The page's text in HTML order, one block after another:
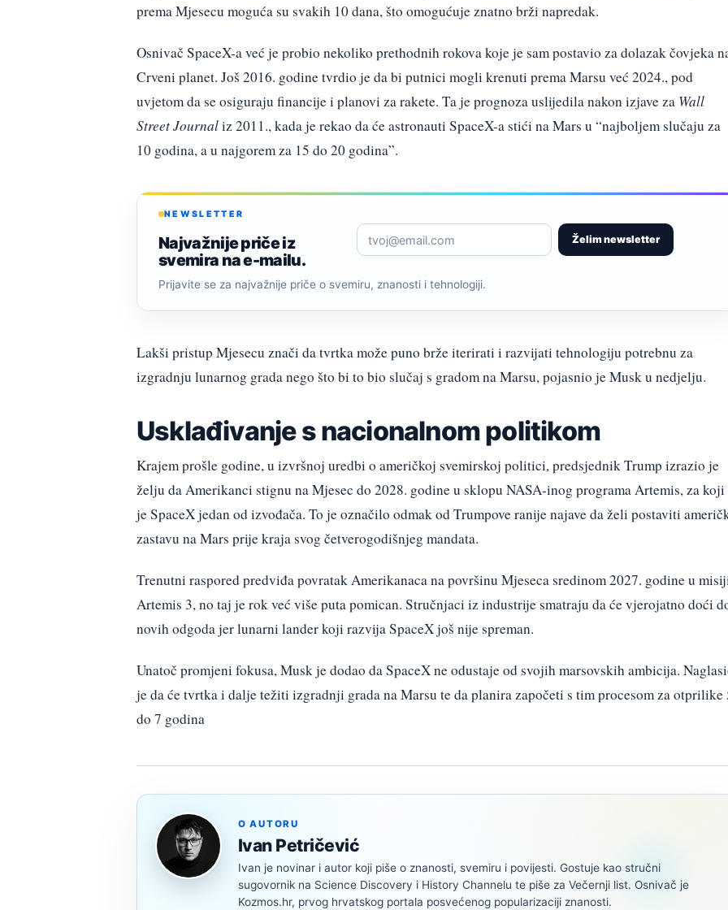
prema Mjesecu moguća su svakih 10 dana, što omogućuje znatno brži napredak.
Osnivač SpaceX-a već je probio nekoliko prethodnih rokova koje je sam postavio za dolazak čovjeka
Crveni planet. Još 2016. godine tvrdio je da bi putnici mogli krenuti prema Marsu već 2024., pod
uvjetom da se osiguraju financije i planovi za rakete. Ta je prognoza uslijedila nakon izjave za Wall
Street Journaliz 2011., kada je rekao da će astronauti SpaceX-a stići na Mars u “najboljem slučaju za
10 godina, a u najgorem za 15 do 20 godina”.
NEWSLETTER
Najvažnije priče iz
svemira na e-mailu.
Želim newsletter
Prijavite se za najvažnije priče o svemiru, znanosti i tehnologiji.
Lakši pristup Mjesecu znači da tvrtka može puno brže iterirati i razvijati tehnologiju potrebnu za
izgradnju lunarnog grada nego što bi to bio slučaj s gradom na Marsu, pojasnio je Musk u nedjelju.
Usklađivanje s nacionalnom politikom
Krajem prošle godine, u izvršnoj uredbi o američkoj svemirskoj politici, predsjednik Trump izrazio je
želju da Amerikanci stignu na Mjesec do 2028. godine u sklopu NASA-inog programa Artemis, za koji
je SpaceX jedan od izvođača. To je označilo odmak od Trumpove ranije najave da želi postaviti
zastavu na Mars prije kraja svog četverogodišnjeg mandata.
Trenutni raspored predviđa povratak Amerikanaca na površinu Mjeseca sredinom 2027. godine u
Artemis 3, no taj je rok već više puta pomican. Stručnjaci iz industrije smatraju da će vjerojatno doći
novih odgoda jer lunarni lander koji razvija SpaceX još nije spreman.
Unatoč promjeni fokusa, Musk je dodao da SpaceX ne odustaje od svojih marsovskih ambicija.
je da će tvrtka i dalje težiti izgradnji grada na Marsu te da planira započeti s tim procesom za otprilike
do 7 godina
O AUTORU
Ivan Petričević
Ivan je novinar i autor koji piše o znanosti, svemiru i povijesti. Gostuje kao stručni
sugovornik na Science Discovery i History Channelu te piše za Večernji list. Osnivač je
Kozmos.hr, prvog hrvatskog portala posvećenog popularizaciji znanosti.